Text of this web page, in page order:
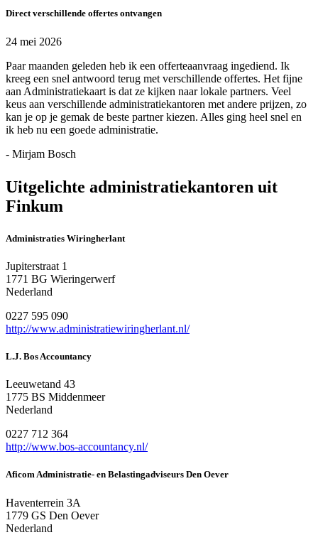
Direct verschillende offertes ontvangen
24 mei 2026
Paar maanden geleden heb ik een offerteaanvraag ingediend. Ik
kreeg een snel antwoord terug met verschillende offertes. Het fijne
aan Administratiekaart is dat ze kijken naar lokale partners. Veel
keus aan verschillende administratiekantoren met andere prijzen, zo
kan je op je gemak de beste partner kiezen. Alles ging heel snel en
ik heb nu een goede administratie.
- Mirjam Bosch
Uitgelichte administratiekantoren uit
Finkum
Administraties Wiringherlant
Jupiterstraat 1
1771 BG Wieringerwerf
Nederland
0227 595 090
http://www.administratiewiringherlant.nl/
L.J. Bos Accountancy
Leeuwetand 43
1775 BS Middenmeer
Nederland
0227 712 364
http://www.bos-accountancy.nl/
Aficom Administratie- en Belastingadviseurs Den Oever
Haventerrein 3A
1779 GS Den Oever
Nederland